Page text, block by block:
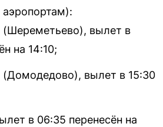
аэропортам):
вылет в
на 14:10;
вылет в 15:30
в 06:35 перенесён на